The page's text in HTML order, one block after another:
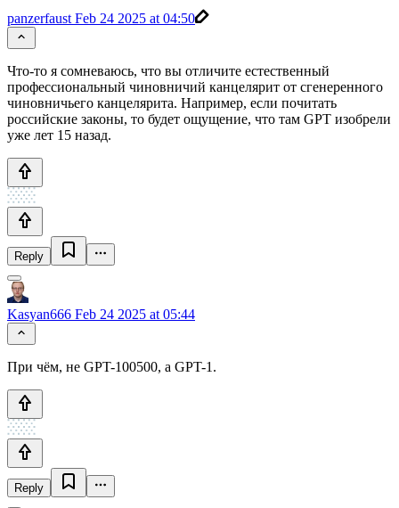
panzerfaust Feb 24 2025 at 04:50
Что-то я сомневаюсь, что вы отличите естественный
профессиональный чиновничий канцелярит от сгенеренного
чиновничьего канцелярита. Например, если почитать
российские законы, то будет ощущение, что там GPT изобрели
уже лет 15 назад.
Reply
Kasyan666 Feb 24 2025 at 05:44
При чём, не GPT-100500, а GPT-1.
Reply